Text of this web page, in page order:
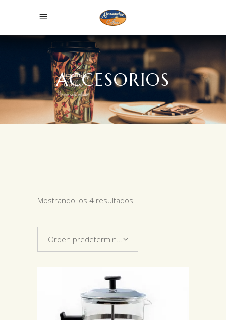
ACCESORIOS
Mostrando los 4 resultados
Orden predeterminado